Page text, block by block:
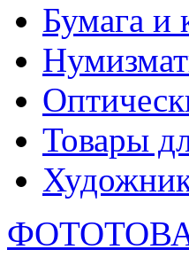
Бумага и
Товары